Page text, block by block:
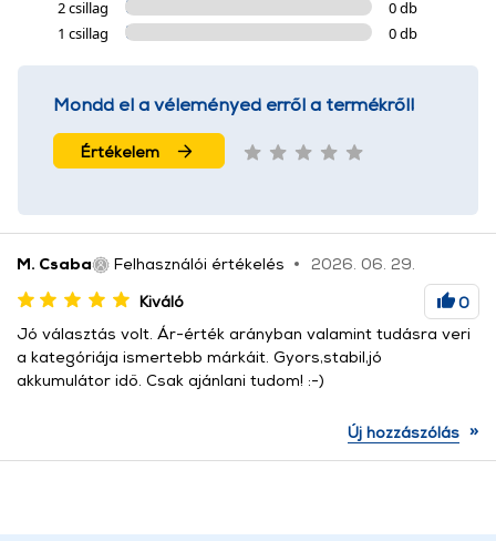
2 csillag
0 db
1 csillag
0 db
Mondd el a véleményed erről a termékről!
Értékelem
M. Csaba Felhasználói értékelés
2026. 06. 29.
Kiváló
0
Jó választás volt. Ár-érték arányban valamint tudásra veri
a kategóriája ismertebb márkáit. Gyors,stabil,jó
akkumulátor idő. Csak ajánlani tudom! :-)
Új hozzászólás »